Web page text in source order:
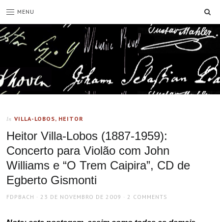
MENU
In VILLA-LOBOS, HEITOR
Heitor Villa-Lobos (1887-1959):
Concerto para Violão com John
Williams e “O Trem Caipira”, CD de
Egberto Gismonti
AUTHOR
FDPBACH
POSTED
23 DE NOVEMBRO DE 2009 2 COMMENTS